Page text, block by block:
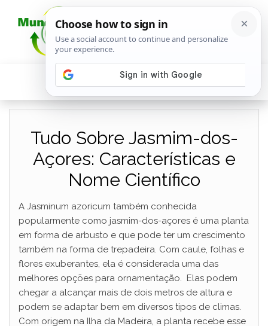
Tudo Sobre Jasmim-dos-
Açores: Características e
Nome Científico
A Jasminum azoricum também conhecida
popularmente como jasmim-dos-açores é uma planta
em forma de arbusto e que pode ter um crescimento
também na forma de trepadeira. Com caule, folhas e
flores exuberantes, ela é considerada uma das
melhores opções para ornamentação. Elas podem
chegar a alcançar mais de dois metros de altura e
podem se adaptar bem em diversos tipos de climas.
Com origem na Ilha da Madeira, a planta recebe esse